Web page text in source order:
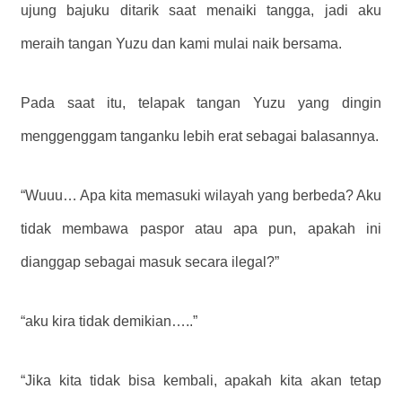
ujung bajuku ditarik saat menaiki tangga, jadi aku
meraih tangan Yuzu dan kami mulai naik bersama.
Pada saat itu, telapak tangan Yuzu yang dingin
menggenggam tanganku lebih erat sebagai balasannya.
“Wuuu… Apa kita memasuki wilayah yang berbeda? Aku
tidak membawa paspor atau apa pun, apakah ini
dianggap sebagai masuk secara ilegal?”
“aku kira tidak demikian…..”
“Jika kita tidak bisa kembali, apakah kita akan tetap